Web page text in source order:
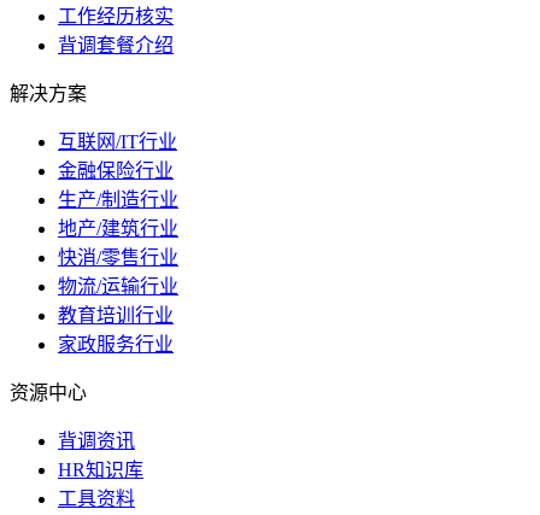
工作经历核实
背调套餐介绍
解决方案
互联网/IT行业
金融保险行业
生产/制造行业
地产/建筑行业
快消/零售行业
物流/运输行业
教育培训行业
家政服务行业
资源中心
背调资讯
HR知识库
工具资料